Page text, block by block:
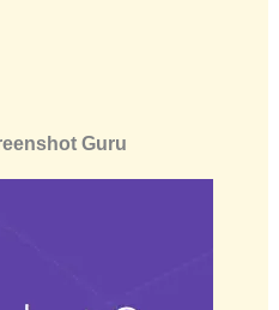
Guru